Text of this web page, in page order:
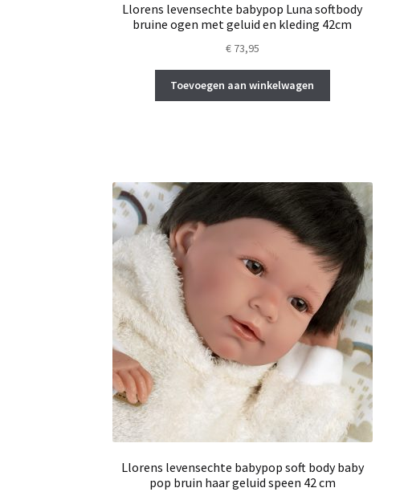
Llorens levensechte babypop Luna softbody
bruine ogen met geluid en kleding 42cm
€73,95
Toevoegen aan winkelwagen
Llorens levensechte babypop soft body baby
pop bruin haar geluid speen 42 cm